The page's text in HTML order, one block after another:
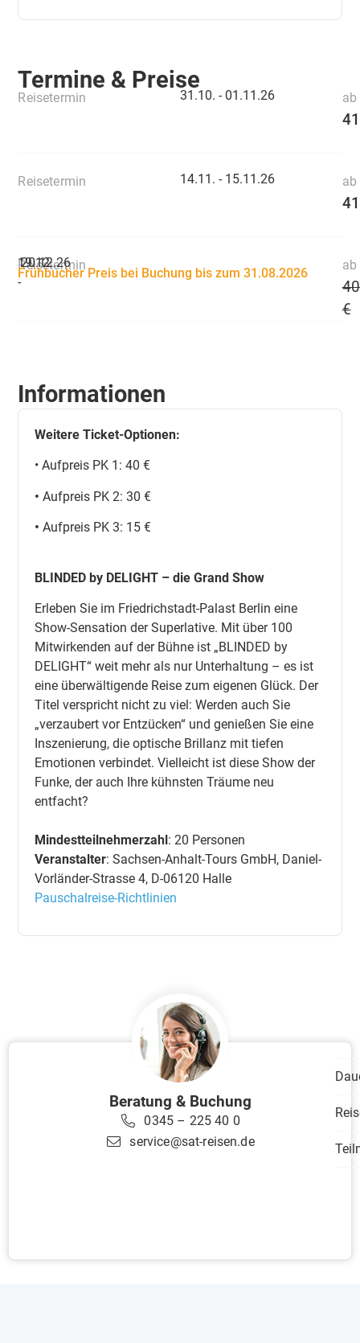
Termine & Preise
Reisetermin 31.10. - 01.11.26 ab
Reisetermin 14.11. - 15.11.26 ab
Reisetermin
19.12.
-
20.12.26
Frühbucher Preis bei Buchung bis zum 31.08.2026
ab
€
Informationen
Weitere Ticket-Optionen:
• Aufpreis PK 1: 40 €
•Aufpreis PK 2: 30 €
•Aufpreis PK 3: 15 €
BLINDED by DELIGHT – die Grand Show
Erleben Sie im Friedrichstadt-Palast Berlin eine
Show-Sensation der Superlative. Mit über 100
Mitwirkenden auf der Bühne ist „BLINDED by
DELIGHT“ weit mehr als nur Unterhaltung – es ist
eine überwältigende Reise zum eigenen Glück. Der
Titel verspricht nicht zu viel: Werden auch Sie
„verzaubert vor Entzücken“ und genießen Sie eine
Inszenierung, die optische Brillanz mit tiefen
Emotionen verbindet. Vielleicht ist diese Show der
Funke, der auch Ihre kühnsten Träume neu
entfacht?
Mindestteilnehmerzahl: 20 Personen
Veranstalter: Sachsen-Anhalt-Tours GmbH, Daniel-
Vorländer-Strasse 4, D-06120 Halle
Pauschalreise-Richtlinien
Beratung & Buchung
0345 – 225 40 0
service@sat-reisen.de